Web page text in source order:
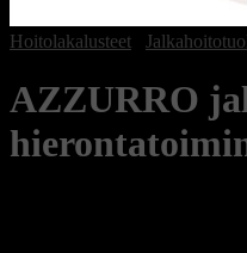
Hoitolakalusteet
AZZURRO